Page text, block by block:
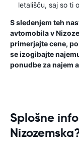
letališču, saj so ti
S sledenjem teh
avtomobila v
primerjajte cene,
se izogibajte
ponudbe za najem
Splošne